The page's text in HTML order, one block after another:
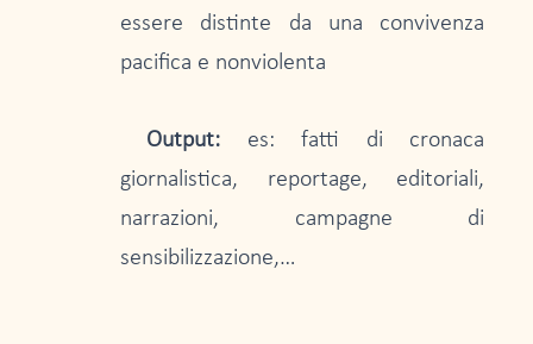
essere distinte da una convivenza
pacifica e nonviolenta
Output: es: fatti di cronaca
giornalistica, reportage, editoriali,
narrazioni, campagne di
sensibilizzazione,…